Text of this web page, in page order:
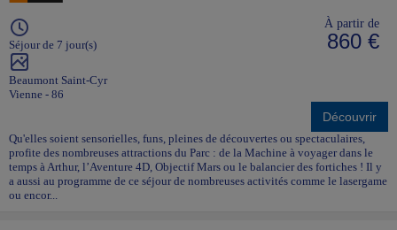
Séjour de 7 jour(s)
Beaumont Saint-Cyr
Vienne - 86
À partir de
860 €
Découvrir
Qu'elles soient sensorielles, funs, pleines de découvertes ou spectaculaires,
profite des nombreuses attractions du Parc : de la Machine à voyager dans le
temps à Arthur, l’Aventure 4D, Objectif Mars ou le balancier des fortiches ! Il y
a aussi au programme de ce séjour de nombreuses activités comme le lasergame
ou encor...